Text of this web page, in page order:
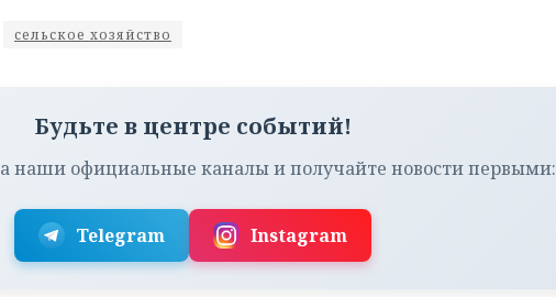
сельское хозяйство
Будьте в центре событий!
наши официальные каналы и получайте новости первыми:
Telegram Instagram